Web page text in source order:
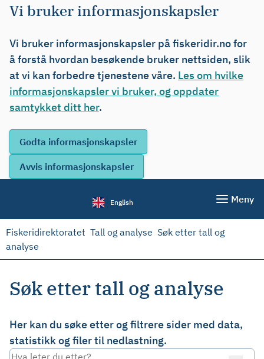
Vi bruker informasjonskapsler
Vi bruker informasjonskapsler på fiskeridir.no for
å forstå hvordan besøkende bruker nettsiden, slik
at vi kan forbedre tjenestene våre. Les om hvilke
informasjonskapsler vi bruker, og oppdater
samtykket ditt her.
English Meny
Fiskeridirektoratet Tall og analyse Søk etter tall og
analyse
Søk etter tall og analyse
Her kan du søke etter og filtrere sider med data,
statistikk og filer til nedlastning.